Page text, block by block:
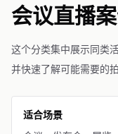
会议直播
这个分类集中展示同类
并快速了解可能需要的
适合场景